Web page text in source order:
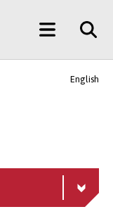
Main
Menu
English